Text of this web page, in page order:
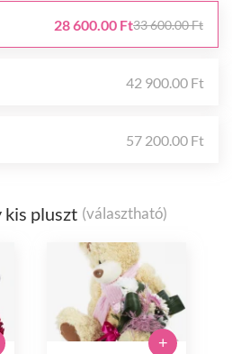
28 600.00 Ft33 600.00 Ft
42 900.00 Ft
57 200.00 Ft
kis pluszt (választható)
+